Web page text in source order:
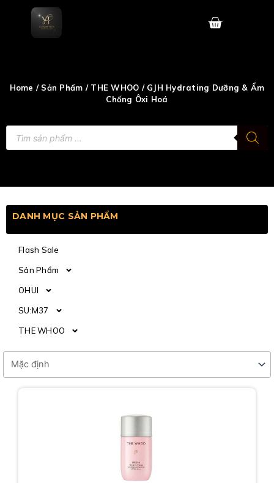
content
Home / Sản Phẩm / THE WHOO / GJH Hydrating Dưỡng & Ẩm
Chống Ôxi Hoá
Tìm
kiếm
sản
DANH MỤC SẢN PHẨM
Flash Sale
Sản Phẩm
OHUI
SU:M37
THE WHOO